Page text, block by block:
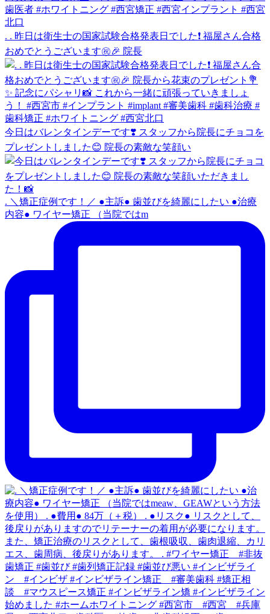
. . 昨日は衛生士の国家試験合格発表日でした❗️ 福屋さん合格
おめでとうございます㊗️🎉 院長
今日はバレンタインデーです❣️ スタッフから院長にチョコを
プレゼントしました😊 院長の素敵な笑顔い
. ＼矯正症例です！／ ●主訴● 歯並びを綺麗にしたい ●治療
内容● ワイヤー矯正 （当院ではm